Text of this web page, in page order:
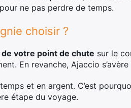
ne pas perdre de temps.
choisir ?
votre point de chute sur le
En revanche, Ajaccio
et en argent. C’est
étape du voyage.